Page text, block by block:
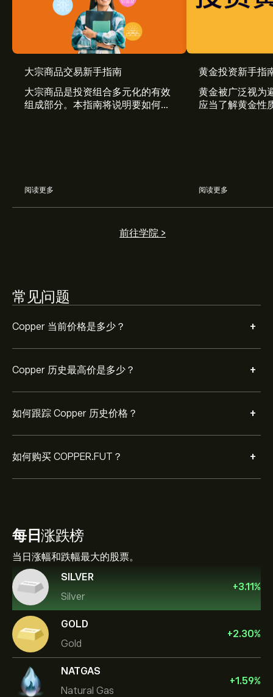
大宗商品交易新手指南
大宗商品是投资组合多元化的有效
组成部分。本指南将说明要如何开
阅读更多
黄金投资新手指
黄金被广泛视为
应当了解黄金性
阅读更多
前往学院 >
常见问题
Copper 当前价格是多少？ +
COPPER.FUT 当前价格为 ‎$‎6.575 美元
Copper 历史最高价是多少？ +
Copper 历史最高价为 ‎$‎6.858 美元
如何跟踪 Copper 历史价格？ +
如何购买 COPPER.FUT？ +
如欲购买 COPPER.FUT，请访问 eToro 网站的“Copper
(COPPER.FUT)”页面。创建账户并入金后，点击“交易”按
以特定价格购买 COPPER.FUT。
每日涨跌榜
当日涨幅和跌幅最大的股票。
SILVER
Silver
+3.11%
GOLD
Gold
+2.30%
NATGAS
Natural Gas
+1.59%